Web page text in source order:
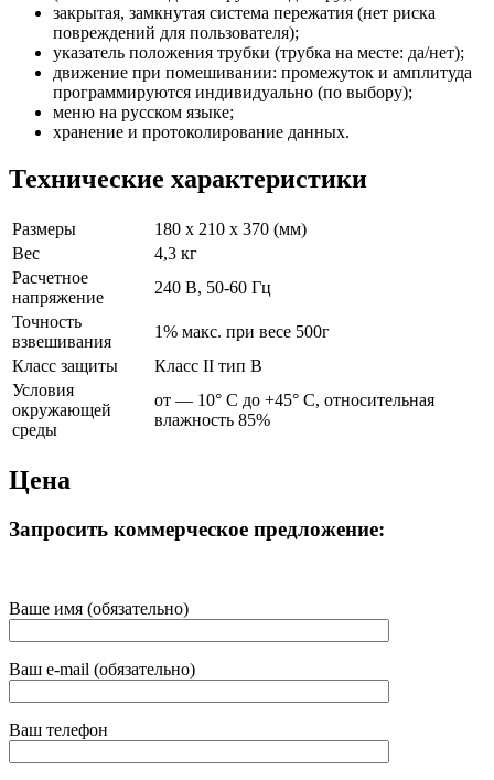
закрытая, замкнутая система пережатия (нет риска
повреждений для пользователя);
указатель положения трубки (трубка на месте: да/нет);
движение при помешивании: промежуток и амплитуда
программируются индивидуально (по выбору);
меню на русском языке;
хранение и протоколирование данных.
Технические характеристики
Размеры
180 х 210 х 370 (мм)
Вес
4,3 кг
Расчетное
напряжение
240 В, 50-60 Гц
Точность
взвешивания
1% макс. при весе 500г
Класс защиты
Класс II тип В
Условия
окружающей
среды
от — 10° С до +45° С, относительная
влажность 85%
Цена
Запросить коммерческое предложение:
Ваше имя (обязательно)
Ваш e-mail (обязательно)
Ваш телефон